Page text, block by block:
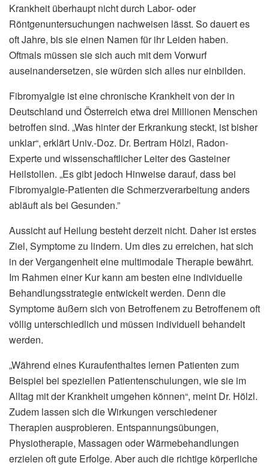
Krankheit überhaupt nicht durch Labor- oder
Röntgenuntersuchungen nachweisen lässt. So dauert es
oft Jahre, bis sie einen Namen für ihr Leiden haben.
Oftmals müssen sie sich auch mit dem Vorwurf
auseinandersetzen, sie würden sich alles nur einbilden.
Fibromyalgie ist eine chronische Krankheit von der in
Deutschland und Österreich etwa drei Millionen Menschen
betroffen sind. „Was hinter der Erkrankung steckt, ist bisher
unklar“, erklärt Univ.-Doz. Dr. Bertram Hölzl, Radon-
Experte und wissenschaftlicher Leiter des Gasteiner
Heilstollen. „Es gibt jedoch Hinweise darauf, dass bei
Fibromyalgie-Patienten die Schmerzverarbeitung anders
abläuft als bei Gesunden.”
Aussicht auf Heilung besteht derzeit nicht. Daher ist erstes
Ziel, Symptome zu lindern. Um dies zu erreichen, hat sich
in der Vergangenheit eine multimodale Therapie bewährt.
Im Rahmen einer Kur kann am besten eine individuelle
Behandlungsstrategie entwickelt werden. Denn die
Symptome äußern sich von Betroffenem zu Betroffenem oft
völlig unterschiedlich und müssen individuell behandelt
werden.
„Während eines Kuraufenthaltes lernen Patienten zum
Beispiel bei speziellen Patientenschulungen, wie sie im
Alltag mit der Krankheit umgehen können“, meint Dr. Hölzl.
Zudem lassen sich die Wirkungen verschiedener
Therapien ausprobieren. Entspannungsübungen,
Physiotherapie, Massagen oder Wärmebehandlungen
erzielen oft gute Erfolge. Aber auch die richtige körperliche